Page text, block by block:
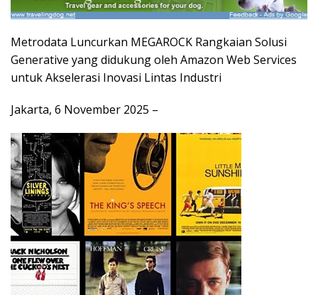
Metrodata Luncurkan MEGAROCK Rangkaian Solusi
Generative yang didukung oleh Amazon Web Services
untuk Akselerasi Inovasi Lintas Industri
Jakarta, 6 November 2025 –